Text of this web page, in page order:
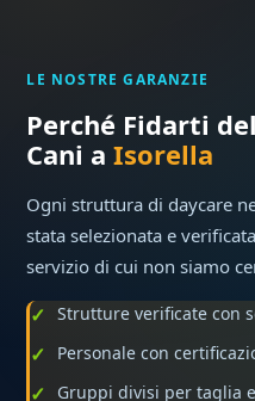
LE NOSTRE GARANZIE
Perché Fidarti
Cani aIsorella
Ogni struttura di daycare
stata selezionata e
servizio di cui non siamo
Strutture verificate con
Personale con
Gruppi divisi per taglia